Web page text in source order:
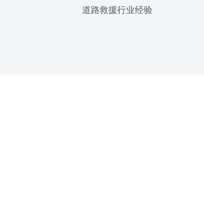
道路救援行业经验